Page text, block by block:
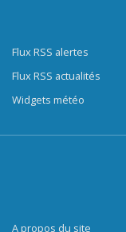
Flux RSS alertes
Flux RSS actualités
Widgets météo
A propos du site